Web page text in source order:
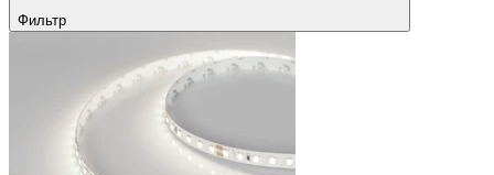
Фильтр